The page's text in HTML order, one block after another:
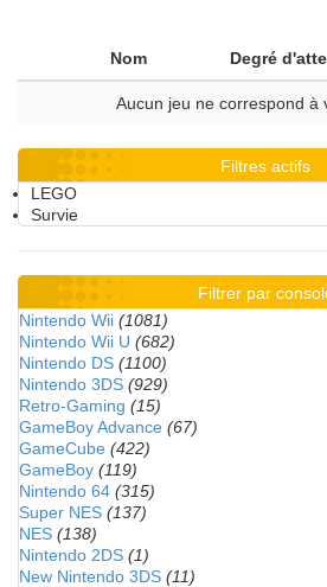
Nom Degré
Aucun jeu ne correspond à
Filtres actifs
LEGO
Survie
Filtrer par
Nintendo Wii (1081)
Nintendo Wii U (682)
Nintendo DS (1100)
Nintendo 3DS (929)
Retro-Gaming (15)
GameBoy Advance (67)
GameCube (422)
GameBoy (119)
Nintendo 64 (315)
Super NES (137)
NES (138)
Nintendo 2DS (1)
New Nintendo 3DS (11)